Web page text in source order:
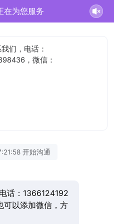
在为您服务
们，电话：
，微信：
开始沟通
话：1366124192
以添加微信，方